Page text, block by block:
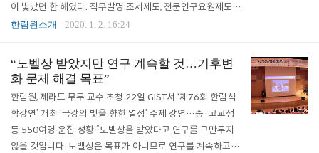
이 빛났던 한 해였다. 직무발명 조세제도, 전문연구요원제도,
일본의 수출규제에 대한 대응방안 등을 비롯한 과학기술계 현
장 연구자들의 의견을 모아 우리가 도전해야 하는 과학난제를
발굴하는 등 과학기술 정책 및 사업이 진행되는 데 있어 다양
한 활동을 수행했다. 한림원 주요 활동을 중심으로 2019년 한
해를 돌아본다. ◆ 과학기술 정책 및 자문…한림원탁토론회 1
3회 개최 등 과학기술 현안 문제의 해결 방안을 도출하기 위해
석학 및 각계 전문가들과 함께 의견을 나누는 ‘한림원탁토론..
한림원소개 2020. 1. 2. 16:24
“노벨상 받았지만 연구 계속할 것…기후변
화 문제 해결 목표”
한림원, 제라드 무루 교수 초청 22일 GIST서 ‘제76회 한림석
학강연’ 개최 ‘극강의 빛을 향한 열정’ 주제 강연…중·고교생
등 550여명 운집 성황 “노벨상을 받았다고 연구를 그만두지
않을 것입니다. 노벨상은 목표가 아니므로 연구를 계속하고 싶